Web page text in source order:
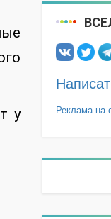
у
Реклама на